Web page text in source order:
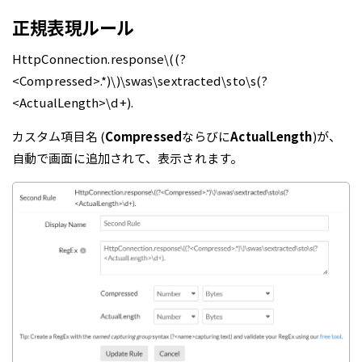
正規表現ルール
HttpConnection.response\((?
<Compressed>.*)\)\swas\sextracted\sto\s(?
<ActualLength>\d+).
カスタム項目名 (CompressedならびにActualLength)が、
自動で画面に追加されて、表示されます。